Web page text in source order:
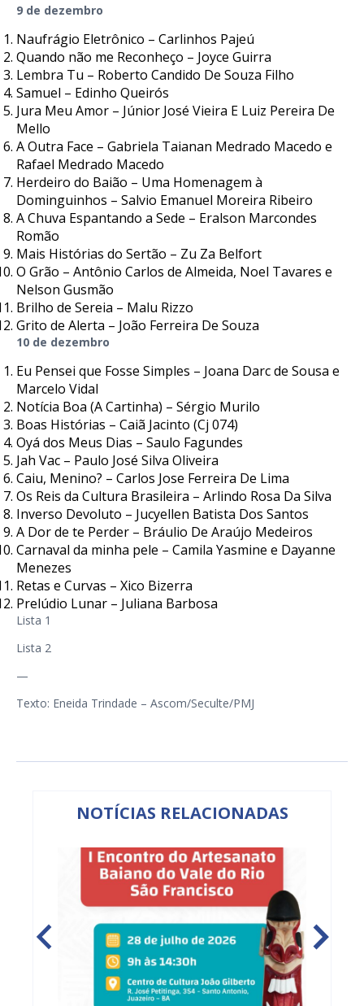
9 de dezembro
Naufrágio Eletrônico – Carlinhos Pajeú
Quando não me Reconheço – Joyce Guirra
Lembra Tu – Roberto Candido De Souza Filho
Samuel – Edinho Queirós
Jura Meu Amor – Júnior José Vieira E Luiz Pereira De
Mello
A Outra Face – Gabriela Taianan Medrado Macedo e
Rafael Medrado Macedo
Herdeiro do Baião – Uma Homenagem à
Dominguinhos – Salvio Emanuel Moreira Ribeiro
A Chuva Espantando a Sede – Eralson Marcondes
Romão
Mais Histórias do Sertão – Zu Za Belfort
O Grão – Antônio Carlos de Almeida, Noel Tavares e
Nelson Gusmão
Brilho de Sereia – Malu Rizzo
Grito de Alerta – João Ferreira De Souza
10 de dezembro
Eu Pensei que Fosse Simples – Joana Darc de Sousa e
Marcelo Vidal
Notícia Boa (A Cartinha) – Sérgio Murilo
Boas Histórias – Caiã Jacinto (Cj 074)
Oyá dos Meus Dias – Saulo Fagundes
Jah Vac – Paulo José Silva Oliveira
Caiu, Menino? – Carlos Jose Ferreira De Lima
Os Reis da Cultura Brasileira – Arlindo Rosa Da Silva
Inverso Devoluto – Jucyellen Batista Dos Santos
A Dor de te Perder – Bráulio De Araújo Medeiros
Carnaval da minha pele – Camila Yasmine e Dayanne
Menezes
Retas e Curvas – Xico Bizerra
Prelúdio Lunar – Juliana Barbosa
Lista 1
Lista 2
—
Texto: Eneida Trindade – Ascom/Seculte/PMJ
NOTÍCIAS RELACIONADAS